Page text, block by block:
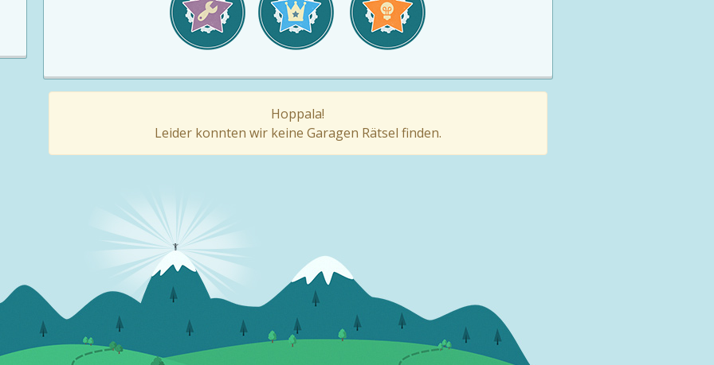
Hoppala!
Leider konnten wir keine Garagen Rätsel finden.